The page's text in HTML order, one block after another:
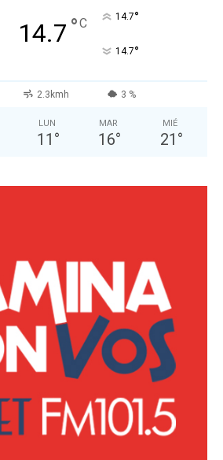
14.7 °C 14.7°
14.7°
2.3kmh 3 %
LUN
11 °
MAR
16°
MIÉ
21 °